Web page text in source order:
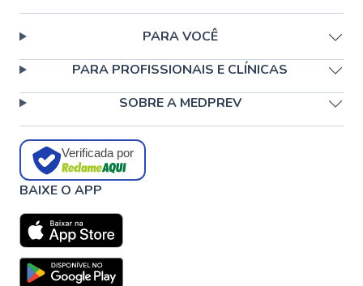
PARA VOCÊ
PARA PROFISSIONAIS E CLÍNICAS
SOBRE A MEDPREV
Verificada por
BAIXE O APP